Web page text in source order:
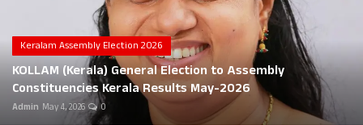
Career
Education
Business
Keralam Assembly Election 2026
KOLLAM (Kerala) General Election to Assembly
Constituencies Kerala Results May-2026
Admin May 4, 2026 0